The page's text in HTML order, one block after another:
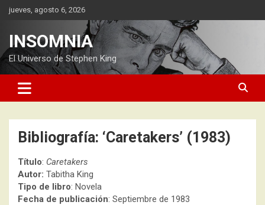
Saltarjueves, agosto 6, 2026
INSOMNIA
El Universo de Stephen King
Bibliografía: ‘Caretakers’ (1983)
Título: Caretakers
Autor: Tabitha King
Tipo de libro: Novela
Fecha de publicación: Septiembre de 1983